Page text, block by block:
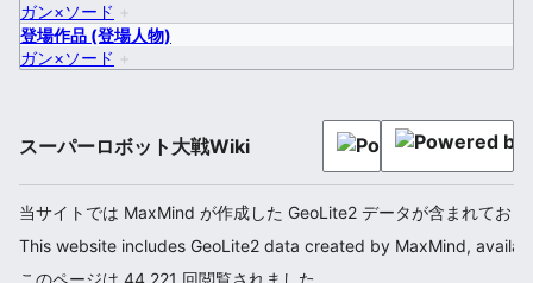
ガン×ソード +
登場作品 (登場人物)
ガン×ソード +
スーパーロボット大戦Wiki
当サイトでは MaxMind が作成した GeoLite2 データが含まれてお
This website includes GeoLite2 data created by MaxMind,
このページは 44,221 回閲覧されました。